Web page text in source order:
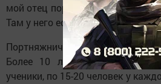
мой отец портняжничал до 1918
Там у него есть своя мастерская.
Портняжничают в городе
Более 10 лет живут и
ученики, по 15-20 человек у